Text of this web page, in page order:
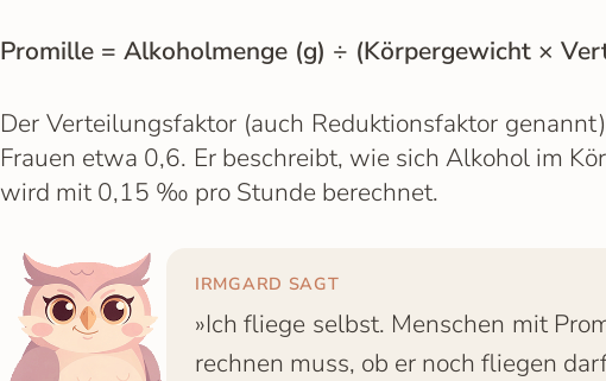
Promille = Alkoholmenge (g) ÷ (Körpergewicht ×
Der Verteilungsfaktor (auch Reduktionsfaktor
Frauen etwa 0,6. Er beschreibt, wie sich Alkohol im
wird mit 0,15 ‰ pro Stunde berechnet.
IRMGARD SAGT
»Ich fliege selbst. Menschen mit
rechnen muss, ob er noch fliegen